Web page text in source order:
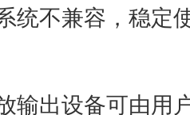
统不兼容，稳定
输出设备可由用